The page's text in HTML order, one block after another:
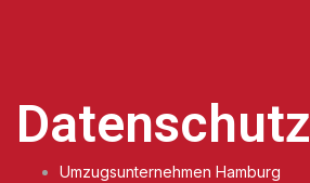
Datenschutz
Umzugsunternehmen Hamburg